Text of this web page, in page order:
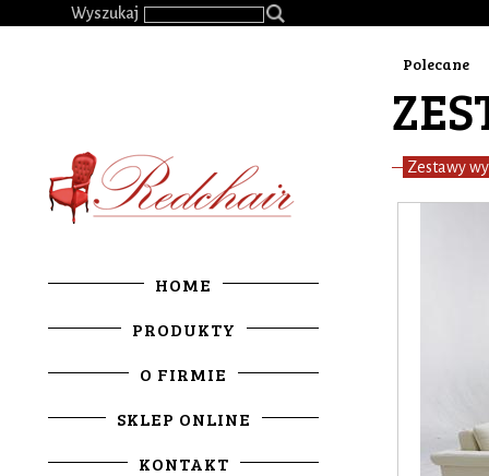
Wyszukaj
HOME
PRODUKTY
O FIRMIE
SKLEP ONLINE
KONTAKT
Polecane
Zestawy